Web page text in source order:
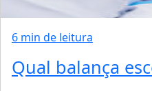
6 min de leitura
Qual balança